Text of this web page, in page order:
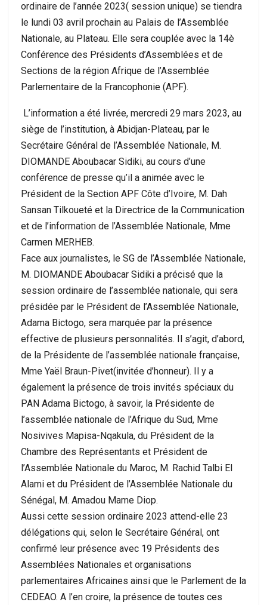
ordinaire de l’année 2023( session unique) se tiendra
le lundi 03 avril prochain au Palais de l’Assemblée
Nationale, au Plateau. Elle sera couplée avec la 14è
Conférence des Présidents d’Assemblées et de
Sections de la région Afrique de l’Assemblée
Parlementaire de la Francophonie (APF).
L’information a été livrée, mercredi 29 mars 2023, au
siège de l’institution, à Abidjan-Plateau, par le
Secrétaire Général de l’Assemblée Nationale, M.
DIOMANDE Aboubacar Sidiki, au cours d’une
conférence de presse qu’il a animée avec le
Président de la Section APF Côte d’Ivoire, M. Dah
Sansan Tilkoueté et la Directrice de la Communication
et de l’information de l’Assemblée Nationale, Mme
Carmen MERHEB.
Face aux journalistes, le SG de l’Assemblée Nationale,
M. DIOMANDE Aboubacar Sidiki a précisé que la
session ordinaire de l’assemblée nationale, qui sera
présidée par le Président de l’Assemblée Nationale,
Adama Bictogo, sera marquée par la présence
effective de plusieurs personnalités. Il s’agit, d’abord,
de la Présidente de l’assemblée nationale française,
Mme Yaël Braun-Pivet(invitée d’honneur). Il y a
également la présence de trois invités spéciaux du
PAN Adama Bictogo, à savoir, la Présidente de
l’assemblée nationale de l’Afrique du Sud, Mme
Nosivives Mapisa-Nqakula, du Président de la
Chambre des Représentants et Président de
l’Assemblée Nationale du Maroc, M. Rachid Talbi El
Alami et du Président de l’Assemblée Nationale du
Sénégal, M. Amadou Mame Diop.
Aussi cette session ordinaire 2023 attend-elle 23
délégations qui, selon le Secrétaire Général, ont
confirmé leur présence avec 19 Présidents des
Assemblées Nationales et organisations
parlementaires Africaines ainsi que le Parlement de la
CEDEAO. A l’en croire, la présence de toutes ces